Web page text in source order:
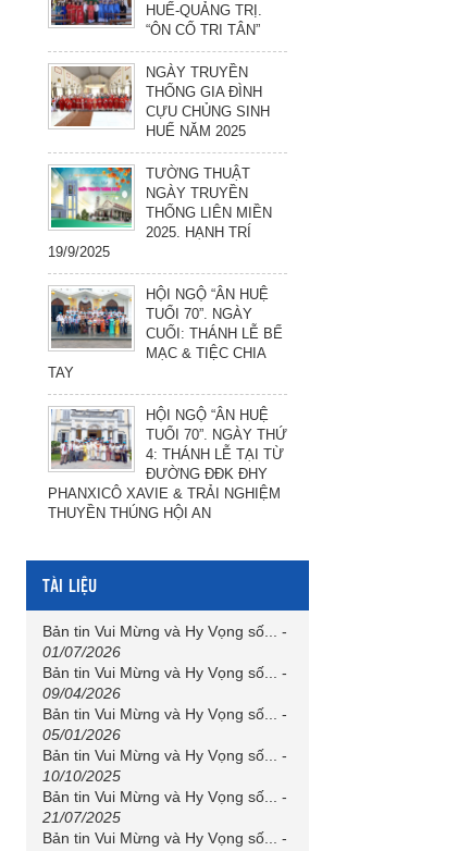
HUẾ-QUẢNG TRỊ.
“ÔN CỐ TRI TÂN”
NGÀY TRUYỀN
THỐNG GIA ĐÌNH
CỰU CHỦNG SINH
HUẾ NĂM 2025
TƯỜNG THUẬT
NGÀY TRUYỀN
THỐNG LIÊN MIỀN
2025. HẠNH TRÍ
19/9/2025
HỘI NGỘ “ÂN HUỆ
TUỔI 70”. NGÀY
CUỐI: THÁNH LỄ BẾ
MẠC & TIỆC CHIA
TAY
HỘI NGỘ “ÂN HUỆ
TUỔI 70”. NGÀY THỨ
4: THÁNH LỄ TẠI TỪ
ĐƯỜNG ĐĐK ĐHY
PHANXICÔ XAVIE & TRẢI NGHIỆM
THUYỀN THÚNG HỘI AN
TÀI LIỆU
Bản tin Vui Mừng và Hy Vọng số...
-
01/07/2026
Bản tin Vui Mừng và Hy Vọng số...
-
09/04/2026
Bản tin Vui Mừng và Hy Vọng số...
-
05/01/2026
Bản tin Vui Mừng và Hy Vọng số...
-
10/10/2025
Bản tin Vui Mừng và Hy Vọng số...
-
21/07/2025
Bản tin Vui Mừng và Hy Vọng số...
-